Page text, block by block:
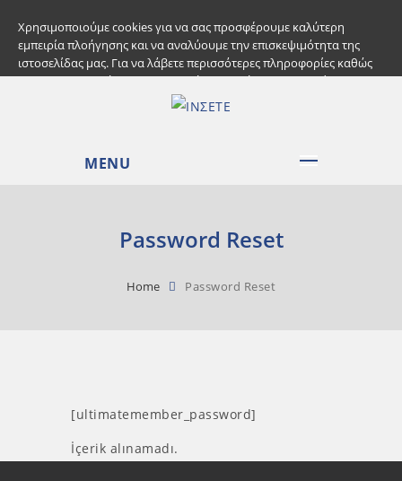
+30 210 3244368 | info@e-counseling.gr
MENU
Password Reset
Home Password Reset
[ultimatemember_password]
İçerik alınamadı.
Χρησιμοποιούμε cookies για να σας προσφέρουμε καλύτερη
εμπειρία πλοήγησης και να αναλύουμε την επισκεψιμότητα της
ιστοσελίδας μας. Για να λάβετε περισσότερες πληροφορίες καθώς
και να τροποποιήσετε τις προτιμήσεις πατήστε το κουμπί
πληροφορίες. Αποδέχεστε την χρήση Cookies και την επεξεργασία
των σχετικών προσωπικών σας δεδομένων;